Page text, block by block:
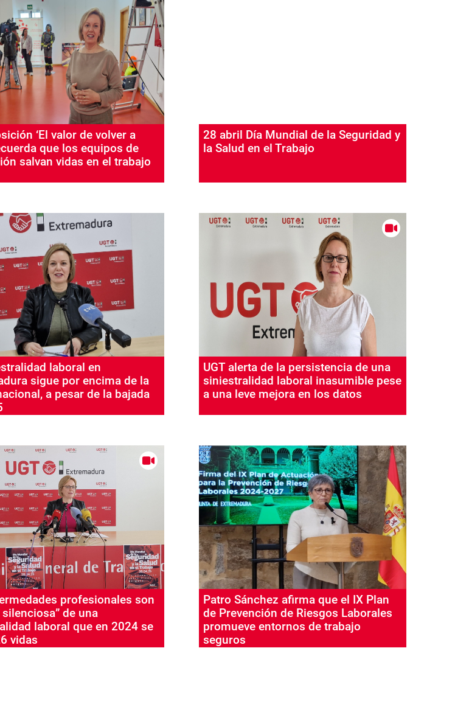
‘El valor de volver a
que los equipos de
salvan vidas en el trabajo
28 abril Día Mundial de la Seguridad y
la Salud en el Trabajo
laboral en
sigue por encima de la
a pesar de la bajada
UGT alerta de la persistencia de una
siniestralidad laboral inasumible pese
a una leve mejora en los datos
profesionales son
silenciosa” de una
laboral que en 2024 se
vidas
Patro Sánchez afirma que el IX Plan
de Prevención de Riesgos Laborales
promueve entornos de trabajo
seguros